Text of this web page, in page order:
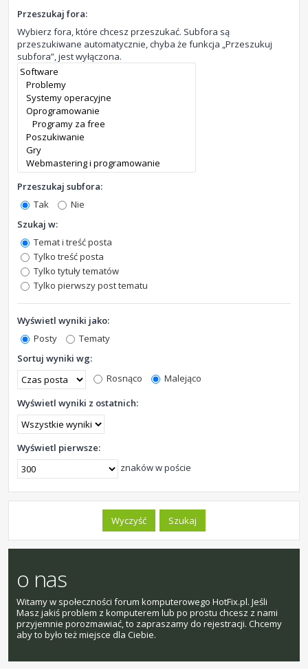
Przeszukaj fora:
Wybierz fora, które chcesz przeszukać. Subfora są
przeszukiwane automatycznie, chyba że funkcja „Przeszukuj
subfora”, jest wyłączona.
Przeszukaj subfora:
Tak
Nie
Szukaj w:
Temat i treść posta
Tylko treść posta
Tylko tytuły tematów
Tylko pierwszy post tematu
Wyświetl wyniki jako:
Posty
Tematy
Sortuj wyniki wg:
Rosnąco
Malejąco
Wyświetl wyniki z ostatnich:
Wyświetl pierwsze:
znaków w poście
o nas
Witamy w społeczności forum komputerowego HotFix.pl. Jeśli
Masz jakiś problem z komputerem lub po prostu chcesz z nami
przyjemnie porozmawiać, to zapraszamy do rejestracji. Chcemy
aby to było też miejsce dla Ciebie.